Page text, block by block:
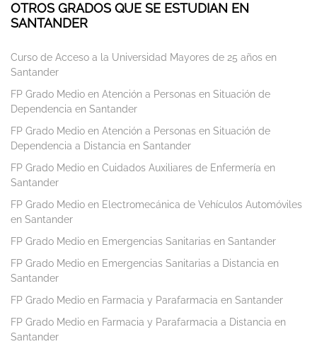
OTROS GRADOS QUE SE ESTUDIAN EN
SANTANDER
Curso de Acceso a la Universidad Mayores de 25 años en
Santander
FP Grado Medio en Atención a Personas en Situación de
Dependencia en Santander
FP Grado Medio en Atención a Personas en Situación de
Dependencia a Distancia en Santander
FP Grado Medio en Cuidados Auxiliares de Enfermería en
Santander
FP Grado Medio en Electromecánica de Vehículos Automóviles
en Santander
FP Grado Medio en Emergencias Sanitarias en Santander
FP Grado Medio en Emergencias Sanitarias a Distancia en
Santander
FP Grado Medio en Farmacia y Parafarmacia en Santander
FP Grado Medio en Farmacia y Parafarmacia a Distancia en
Santander